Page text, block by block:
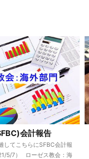
会計報告
してこちらにSFBC会計報
5/7） ローゼス教会：海